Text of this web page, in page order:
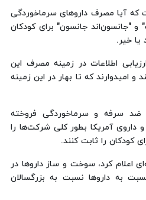
كه آیا مصرف داروهای سرماخوردگی
جانسون" برای كودكان
خیر.
اطلاعات در زمینه مصرف این
كودكان دو تا ‪ ۱۱‬هستند و امیدوارند كه تا بهار در این زمینه
سرفه و سرماخوردگی فروخته
و داروی آمریكا بطور كلی شركت‌ها را
كودكان را ثابت كنند.
اعلام كرد، سوخت و ساز داروها در
به داروها نسبت به بزرگسالان